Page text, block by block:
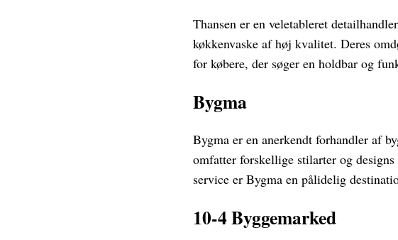
Thansen er en veletableret
køkkenvaske af høj kvalitet. Deres
for købere, der søger en holdbar og
Bygma
Bygma er en anerkendt forhandler af
omfatter forskellige stilarter og
service er Bygma en pålidelig
10-4 Byggemarked